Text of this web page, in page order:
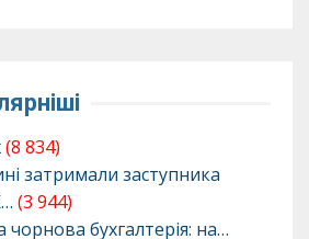
(8 834)
затримали заступника
(3 944)
бухгалтерія: на…